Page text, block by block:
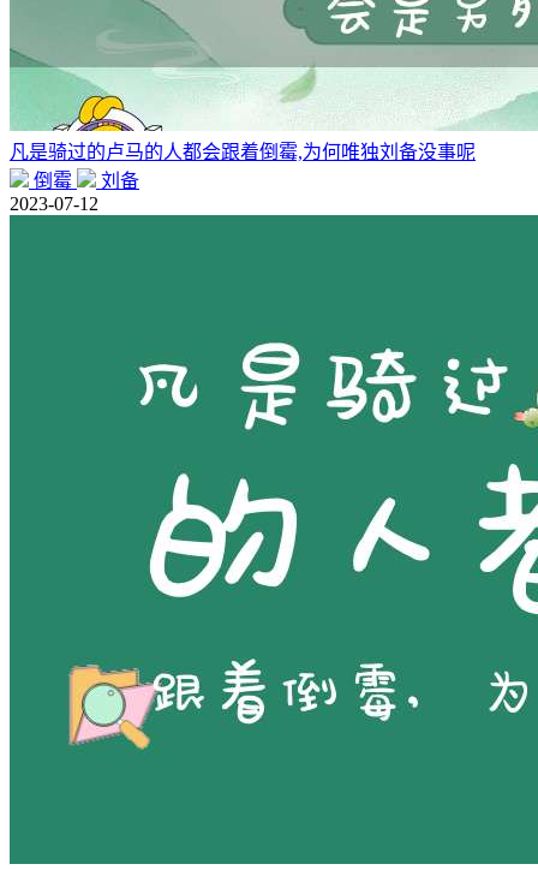
凡是骑过的卢马的人都会跟着倒霉,为何唯独刘备没事呢
倒霉
刘备
2023-07-12